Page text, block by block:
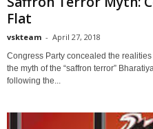
Flat
vskteam - April 27, 2018
Congress Party concealed the
the myth of the “saffron terror”
following the...